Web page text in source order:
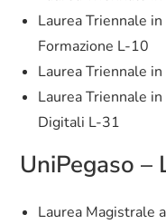
Laurea Triennale
Formazione L-10
Laurea Triennale
Laurea Triennale
Digitali L-31
UniPegaso –
Laurea Magistrale